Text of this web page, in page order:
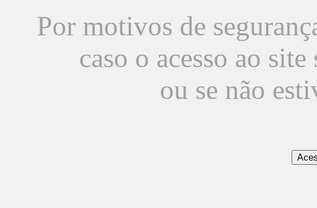
Por motivos de
caso o acesso ao
ou se não